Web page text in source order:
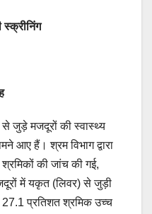
से जुड़े मजदूरों की स्वास्थ्य
आए हैं। श्रम विभाग द्वारा
श्रमिकों की जांच की गई,
में यकृत (लिवर) से जुड़ी
27.1 प्रतिशत श्रमिक उच्च